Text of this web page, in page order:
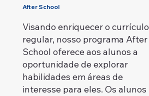
After School
Visando enriquecer o currículo
regular, nosso programa After
School oferece aos alunos a
oportunidade de explorar
habilidades em áreas de
interesse para eles. Os alunos